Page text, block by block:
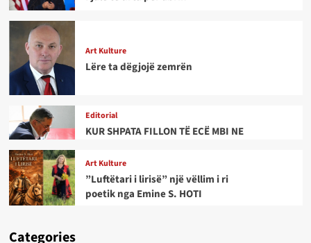
Art Kulture
Lëre ta dëgjojë zemrën
Editorial
KUR SHPATA FILLON TË ECË MBI NE
Art Kulture
”Luftëtari i lirisë” një vëllim i ri
poetik nga Emine S. HOTI
Categories